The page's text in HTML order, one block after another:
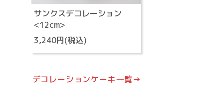
サンクスデコレーション
<12cm>
3,240円(税込)
デコレーションケーキ一覧→